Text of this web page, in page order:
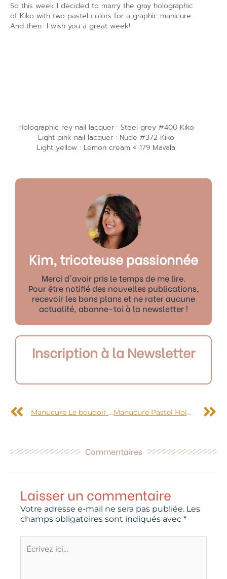
So this week I decided to marry the gray holographic
of Kiko with two pastel colors for a graphic manicure.
And then I wish you a great week!
Holographic rey nail lacquer : Steel grey #400 Kiko
Light pink nail lacquer : Nude #372 Kiko
Light yellow : Lemon cream « 179 Mavala
Kim, tricoteuse passionnée
Merci d'avoir pris le temps de me lire.
Pour être notifié des nouvelles publications,
recevoir les bons plans et ne rater aucune
actualité, abonne-toi à la newsletter !
Inscription à la Newsletter
Manucure Le boudoir made in NailPatchMe Manucure Pastel Holographic
Commentaires
Laisser un commentaire
Votre adresse e-mail ne sera pas publiée. Les
champs obligatoires sont indiqués avec *
ici…